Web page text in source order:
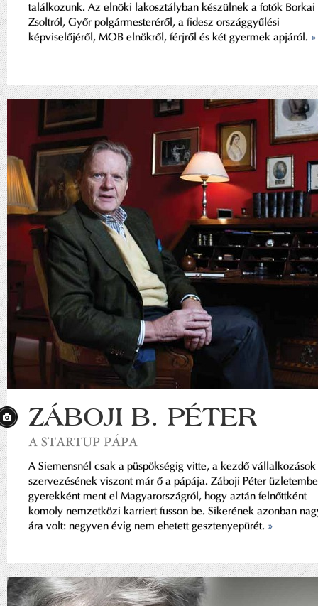
találkozunk. Az elnöki lakosztályban készülnek a fotók Borkai
Zsoltról, Győr polgármesteréről, a fidesz országgyűlési
képviselőjéről, MOB elnökről, férjről és két gyermek apjáról. »
ZÁBOJI B. PÉTER
A STARTUP PÁPA
A Siemensnél csak a püspökségig vitte, a kezdő vállalkozások
szervezésének viszont már ő a pápája. Záboji Péter
gyerekként ment el Magyarországról, hogy aztán felnőttként
komoly nemzetközi karriert fusson be. Sikerének azonban
ára volt: negyven évig nem ehetett gesztenyepürét. »